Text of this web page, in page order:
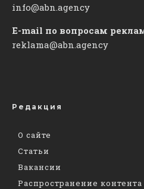
info@abn.agency
E-mail по вопросам
reklama@abn.agency
Редакция
О сайте
Статьи
Вакансии
Распространение